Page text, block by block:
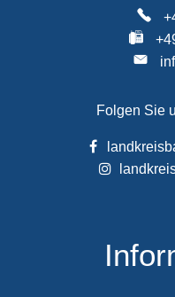
Folgen Sie